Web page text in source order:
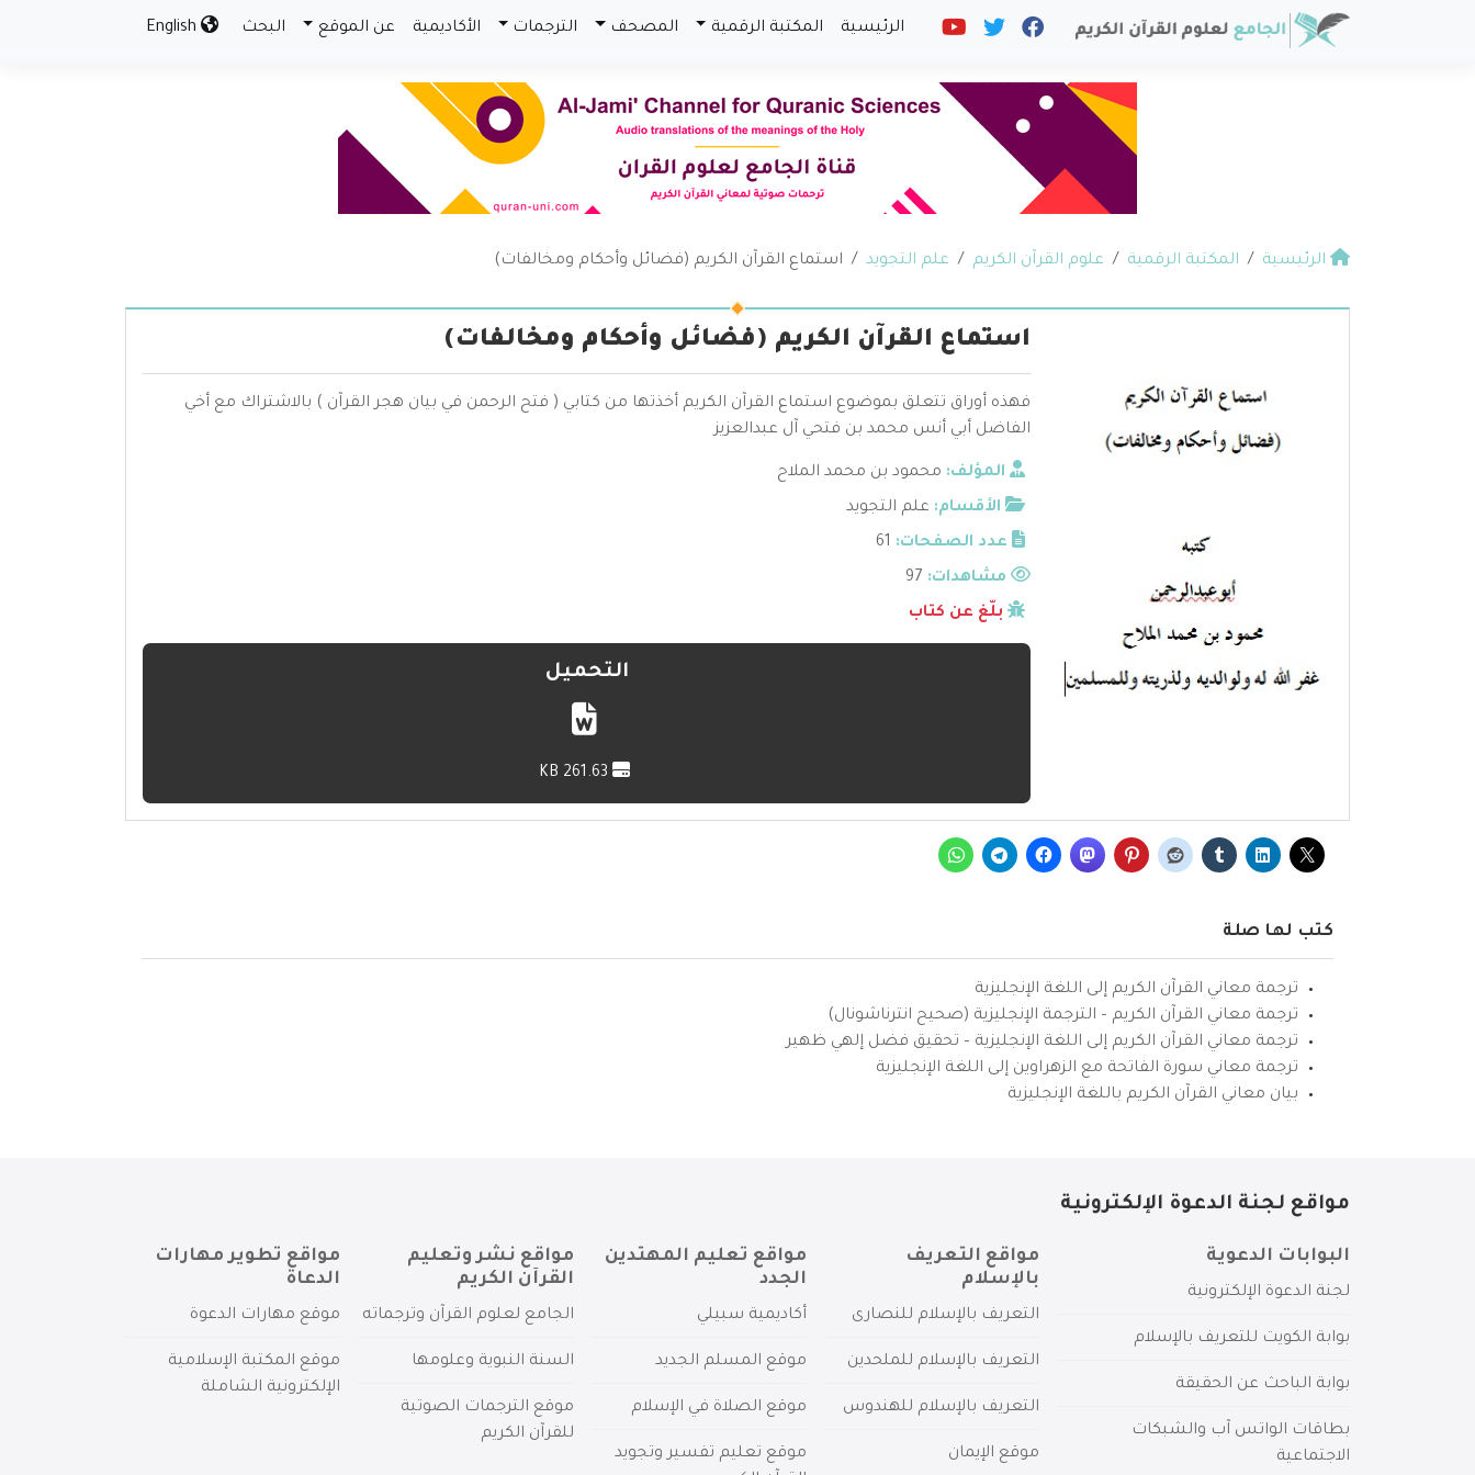
الرئيسية المكتبة الرقمية المصحف الترجمات الأكاديمية عن الموقع البحث
الرئيسية المكتبة الرقمية علوم القرآن الكريم علم التجويد استماع القرآن الكريم (فضائل وأحكام ومخالفات)
استماع القرآن الكريم (فضائل وأحكام ومخالفات)
فهذه أوراق تتعلق بموضوع استماع القرآن الكريم أخذتها من كتابي ( فتح الرحمن في بيان هجر القرآن ) بالاشتراك مع أخي
الفاضل أبي أنس محمد بن فتحي آل عبدالعزيز
المؤلف: محمود بن محمد الملاح
الأقسام: علم التجويد
عدد الصفحات: 61
مشاهدات:
بلّغ عن كتاب
التحميل
كتب لها صلة
ترجمة معاني القرآن الكريم إلى اللغة الإنجليزية
ترجمة معاني القرآن الكريم – الترجمة الإنجليزية (صحيح انترناشونال)
ترجمة معاني القرآن الكريم إلى اللغة الإنجليزية – تحقيق فضل إلهي ظهير
ترجمة معاني سورة الفاتحة مع الزهراوين إلى اللغة الإنجليزية
بيان معاني القرآن الكريم باللغة الإنجليزية
مواقع لجنة الدعوة الإلكترونية
البوابات الدعوية
لجنة الدعوة الإلكترونية
بوابة الكويت للتعريف بالإسلام
بوابة الباحث عن الحقيقة
بطاقات الواتس آب والشبكات
الاجتماعية
مواقع التعريف
بالإسلام
التعريف بالإسلام للنصارى
التعريف بالإسلام للملحدين
التعريف بالإسلام للهندوس
موقع الإيمان
مواقع تعليم المهتدين
الجدد
أكاديمية سبيلي
موقع المسلم الجديد
موقع الصلاة في الإسلام
موقع تعليم تفسير وتجويد
مواقع نشر وتعليم
القرآن الكريم
الجامع لعلوم القرآن وترجماته
السنة النبوية وعلومها
موقع الترجمات الصوتية
للقرآن الكريم
مواقع تطوير مهارات
الدعاة
موقع مهارات الدعوة
موقع المكتبة الإسلامية
الإلكترونية الشاملة